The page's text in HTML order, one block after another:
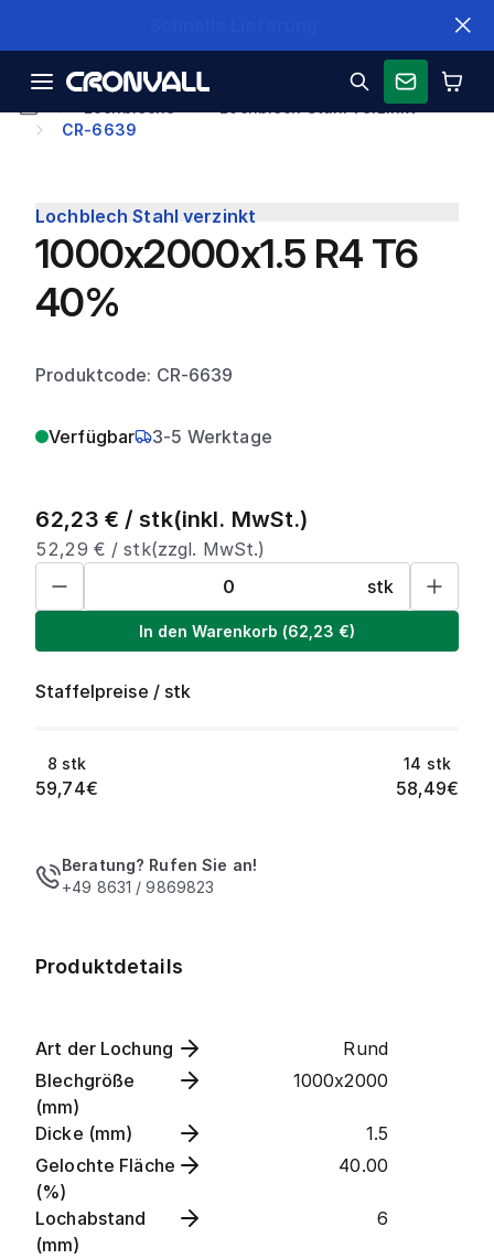
Lochblech Stahl verzinkt
CR-6639
Lochblech Stahl verzinkt
1000x2000x1.5 R4 T6
40%
Produktcode: CR-6639
Verfügbar 3-5 Werktage
62,23 € / stk(inkl. MwSt.)
52,29 € /stk(zzgl. MwSt.)
stk
In den Warenkorb (62,23 €)
Staffelpreise / stk
8 stk
59,74€
14 stk
58,49€
Beratung? Rufen Sie an!
+49 8631 / 9869823
Produktdetails
Art der Lochung
Rund
Blechgröße
(mm)
1000x2000
Dicke (mm)
1.5
Gelochte Fläche
(%)
40.00
Lochabstand
(mm)
6